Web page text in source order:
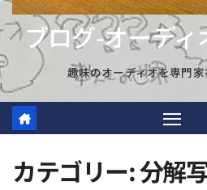
ブログ-オーデ
趣味のオーディオを専門
カテゴリー:分解